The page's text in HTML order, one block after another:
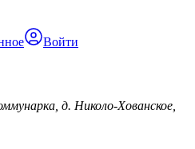
Войти
д. Николо-Хованское,